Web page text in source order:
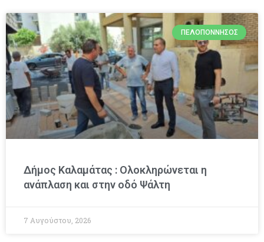
ΠΕΛΟΠΌΝΝΗΣΟΣ
Δήμος Καλαμάτας : Ολοκληρώνεται η
ανάπλαση και στην οδό Ψάλτη
7 Αυγούστου, 2026